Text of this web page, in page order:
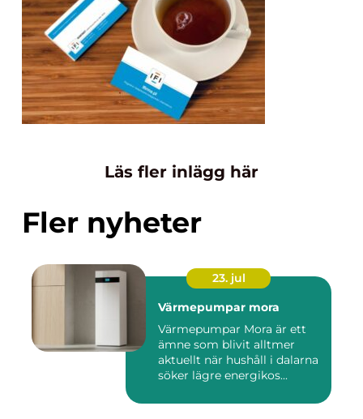
Läs fler inlägg här
Fler nyheter
23. jul
Värmepumpar mora
Värmepumpar Mora är ett
ämne som blivit alltmer
aktuellt när hushåll i dalarna
söker lägre energikos...